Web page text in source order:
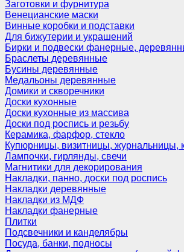
Заготовки и фурнитура
Венецианские маски
Винные коробки и подставки
Для бижутерии и украшений
Бирки и подвески фанерные,
Браслеты деревянные
Бусины деревянные
Медальоны деревянные
Домики и скворечники
Доски кухонные
Доски кухонные из массива
Доски под роспись и резьбу
Керамика, фарфор, стекло
Купюрницы, визитницы, журнальницы,
Лампочки, гирлянды, свечи
Магнитики для декорирования
Накладки, панно, доски под роспись
Накладки деревянные
Накладки из МДФ
Накладки фанерные
Плитки
Подсвечники и канделябры
Посуда, банки, подносы